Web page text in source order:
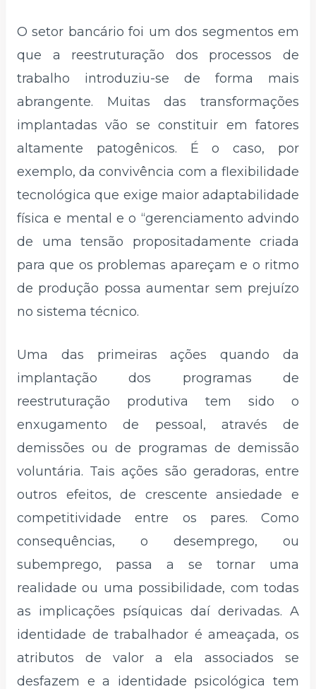
O setor bancário foi um dos segmentos em
que a reestruturação dos processos de
trabalho introduziu-se de forma mais
abrangente. Muitas das transformações
implantadas vão se constituir em fatores
altamente patogênicos. É o caso, por
exemplo, da convivência com a flexibilidade
tecnológica que exige maior adaptabilidade
física e mental e o “gerenciamento advindo
de uma tensão propositadamente criada
para que os problemas apareçam e o ritmo
de produção possa aumentar sem prejuízo
no sistema técnico.
Uma das primeiras ações quando da
implantação dos programas de
reestruturação produtiva tem sido o
enxugamento de pessoal, através de
demissões ou de programas de demissão
voluntária. Tais ações são geradoras, entre
outros efeitos, de crescente ansiedade e
competitividade entre os pares. Como
consequências, o desemprego, ou
subemprego, passa a se tornar uma
realidade ou uma possibilidade, com todas
as implicações psíquicas daí derivadas. A
identidade de trabalhador é ameaçada, os
atributos de valor a ela associados se
desfazem e a identidade psicológica tem